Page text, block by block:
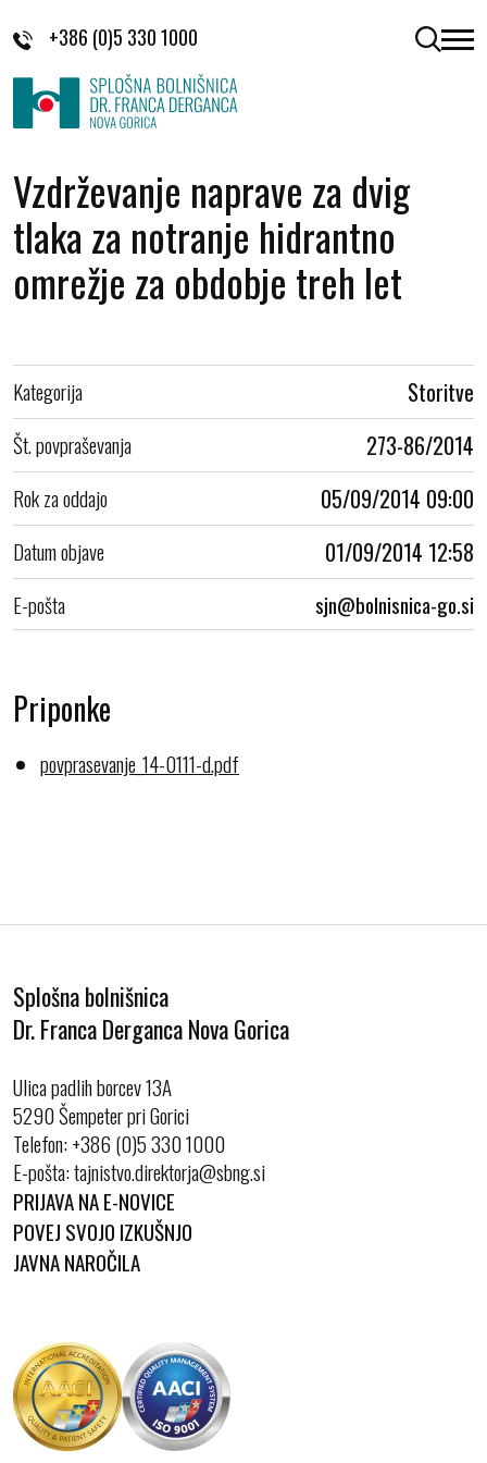
+386 (0)5 330 1000 odpri
Vzdrževanje naprave za dvig
tlaka za notranje hidrantno
omrežje za obdobje treh let
Kategorija Storitve
Št. povpraševanja 273-86/2014
Rok za oddajo 05/09/2014 09:00
Datum objave 01/09/2014 12:58
E-pošta
Priponke
povprasevanje_14-0111-d.pdf
Splošna bolnišnica
Dr. Franca Derganca Nova Gorica
Ulica padlih borcev 13A
5290 Šempeter pri Gorici
Telefon:+386 (0)5 330 1000
E-pošta:
PRIJAVA NA E-NOVICE
POVEJ SVOJO IZKUŠNJO
JAVNA NAROČILA